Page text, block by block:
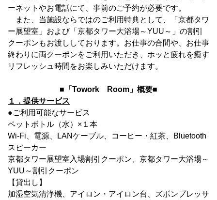
ーネットやお電話にて、事前のご予約が必要です。
また、当施設ならではのご利用特典として、「京都タワ
ー展望室」および「京都タワー大浴場～YUU～」の割引
クーポンもお渡ししております。お仕事の合間や、お仕事
終わりに両クーポンをご利用いただき、ホッと疲れを癒す
リフレッシュ時間をお楽しみいただけます。
■「Towork Room」概要■
１．提供サービス
●ご利用可能なサービス
ペットボトル（水）×１本
Wi-Fi、電源、LANケーブル、コーヒー・紅茶、Bluetooth
スピーカー
京都タワー展望室入場割引クーポン、京都タワー大浴場～
YUU～割引クーポン
【貸出し】
加湿空気清浄機、アイロン・アイロン台、ズボンプレッサ